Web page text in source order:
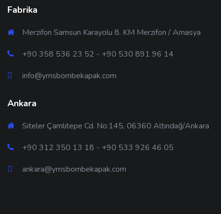
Fabrika
Merzifon Samsun Karayolu 8. KM Merzifon / Amasya
+90 358 536 23 52 - +90 530 891 96 14
info@ymsbombekapak.com
Ankara
Siteler Çamlıtepe Cd. No:145, 06360 Altındağ/Ankara
+90 312 350 13 18 - +90 533 926 46 05
ankara@ymsbombekapak.com